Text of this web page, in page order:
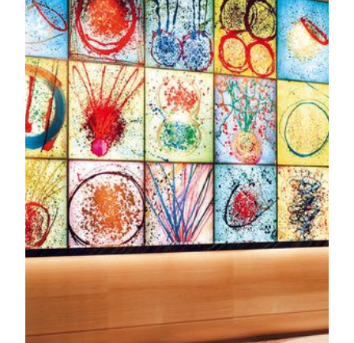
アートツアー とガイド育成
学校や地域団体、個人の方に向けて、MGMのアート
コレクションに込められたストーリーを分かりやすく
ご紹介する、ガイド付きツアーを行っています。ま
た、ドーセント（アートの案内役）育成プログラムで
は、これまでに1,000人以上の学生が参加し、アート
の魅力を伝えるスキルを身につけています。
詳しく見る
MGMアートディスカバリー
MGMのアートの道は、一歩足を踏み入れた瞬間から
始まります。会長所蔵コレクションの魅力的な作品
が、館内の公共スペースに自然に溶け込んでいます。
清朝皇室の絨毯や、著名なアジアの巨匠、西洋のアー
ティストによる絵画や彫刻、壮麗なデジタルアートを
ご覧いただけます。MGMは、東洋と西洋をつなぎ、
世界の文化を中国へ、中国の文化を世界へ紹介するこ